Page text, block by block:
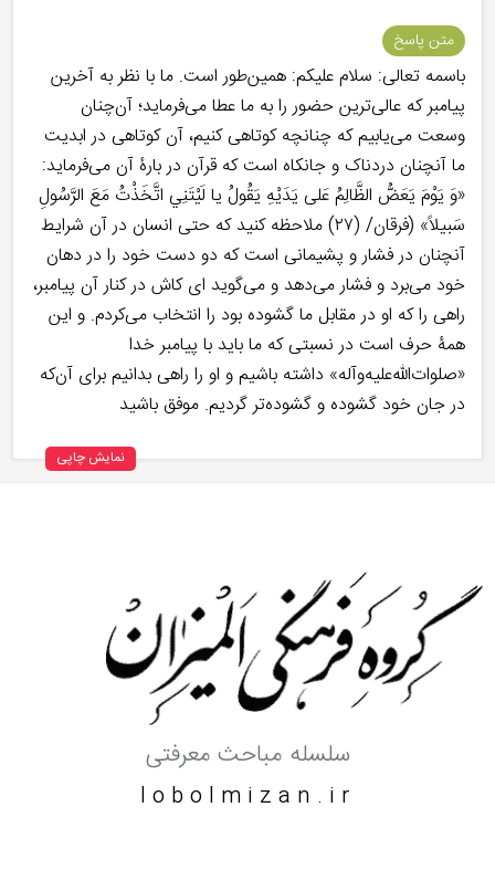
متن پاسخ
باسمه تعالی: سلام علیکم: همین‌طور است. ما با نظر به آخرین
پیامبر که عالی‌ترین حضور را به ما عطا می‌فرماید؛ آن‌چنان
وسعت می‌یابیم که چنانچه کوتاهی کنیم، آن کوتاهی در ابدیت
ما آنچنان دردناک و جانکاه است که قرآن در بارۀ آن می‌فرماید:
«وَ يَوْمَ يَعَضُّ الظَّالِمُ عَلى‏ يَدَيْهِ يَقُولُ يا لَيْتَنِي اتَّخَذْتُ مَعَ الرَّسُولِ
سَبيلاً» (فرقان/ (۲۷) ملاحظه کنید که حتی انسان در آن شرایط
آنچنان در فشار و پشیمانی است که دو دست خود را در دهان
خود می‌برد و فشار می‌دهد و می‌گوید ای کاش در کنار آن پیامبر،
راهی را که او در مقابل ما گشوده بود را انتخاب می‌کردم. و این
همۀ حرف است در نسبتی که ما باید با پیامبر خدا
«صلوات‌الله‌علیه‌وآله» داشته باشیم و او را راهی بدانیم برای آن‌که
در جان خود گشوده و گشوده‌تر گردیم. موفق باشید
نمایش چاپی
سلسله مباحث معرفتی
lobolmizan.ir